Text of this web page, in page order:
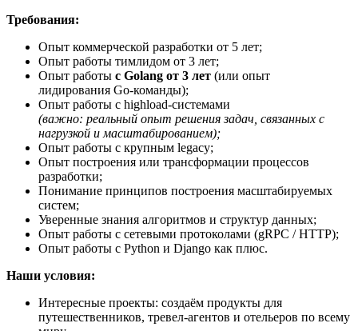
Требования:
Опыт коммерческой разработки от 5 лет;
Опыт работы тимлидом от 3 лет;
Опыт работы с Golang от 3 лет (или опыт
лидирования Go-команды);
Опыт работы с highload-системами
(важно: реальный опыт решения задач, связанных с
нагрузкой и масштабированием);
Опыт работы с крупным legacy;
Опыт построения или трансформации процессов
разработки;
Понимание принципов построения масштабируемых
систем;
Уверенные знания алгоритмов и структур данных;
Опыт работы с сетевыми протоколами (gRPC / HTTP);
Опыт работы с Python и Django как плюс.
Наши условия:
Интересные проекты: создаём продукты для
путешественников, тревел-агентов и отельеров по всему